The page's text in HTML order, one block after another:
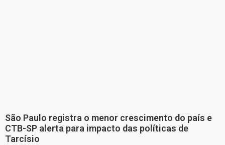
São Paulo registra o menor crescimento do país e
CTB-SP alerta para impacto das políticas de
Tarcísio